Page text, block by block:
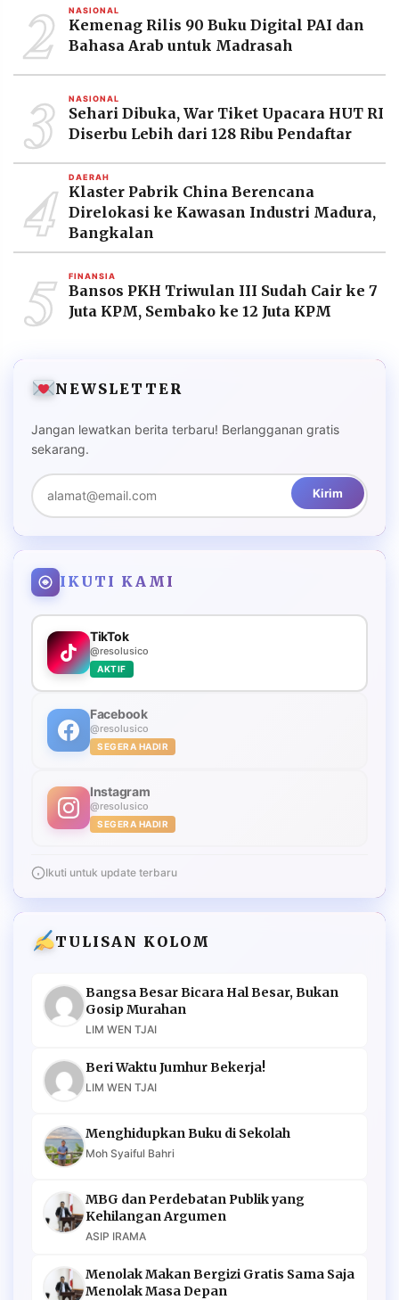
2026
PT.
MEDIA
2 NASIONAL
Kemenag Rilis 90 Buku Digital PAI dan
Bahasa Arab untuk Madrasah
3 NASIONAL
Sehari Dibuka, War Tiket Upacara HUT RI
Diserbu Lebih dari 128 Ribu Pendaftar
4 DAERAH
Klaster Pabrik China Berencana
Direlokasi ke Kawasan Industri Madura,
Bangkalan
5 FINANSIA
Bansos PKH Triwulan III Sudah Cair ke 7
Juta KPM, Sembako ke 12 Juta KPM
NEWSLETTER
Jangan lewatkan berita terbaru! Berlangganan gratis
sekarang.
Kirim
IKUTI KAMI
TikTok
@resolusico
AKTIF
Facebook
@resolusico
SEGERA HADIR
Instagram
@resolusico
SEGERA HADIR
Ikuti untuk update terbaru
TULISAN KOLOM
Bangsa Besar Bicara Hal Besar, Bukan
Gosip Murahan
LIM WEN TJAI
Beri Waktu Jumhur Bekerja!
LIM WEN TJAI
Menghidupkan Buku di Sekolah
Moh Syaiful Bahri
MBG dan Perdebatan Publik yang
Kehilangan Argumen
ASIP IRAMA
Menolak Makan Bergizi Gratis Sama Saja
Menolak Masa Depan